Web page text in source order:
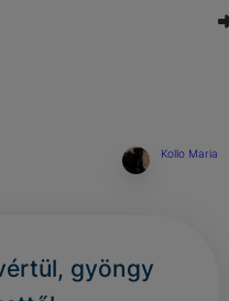
Kollo Maria
gyöngy